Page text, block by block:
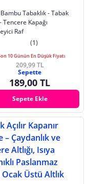
Tabaklık - Tabak
Tencere Kapağı
Raf
(1)
10 Günün En Düşük Fiyatı
209,99 TL
Sepette
189,00 TL
Sepete Ekle